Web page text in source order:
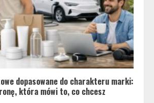
dopasowane do charakteru marki:
która mówi to, co chcesz